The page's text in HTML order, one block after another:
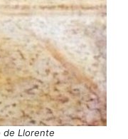
de Llorente